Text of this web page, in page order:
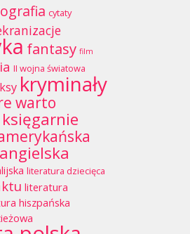
cytaty
fantasy film
II wojna światowa
kryminały
warto
księgarnie
literatura dziecięca
literatura
hiszpańska